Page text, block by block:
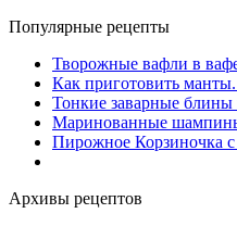
Популярные рецепты
Творожные вафли в
Как приготовить
Тонкие заварные блины
Маринованные
Пирожное Корзиночка
Архивы рецептов